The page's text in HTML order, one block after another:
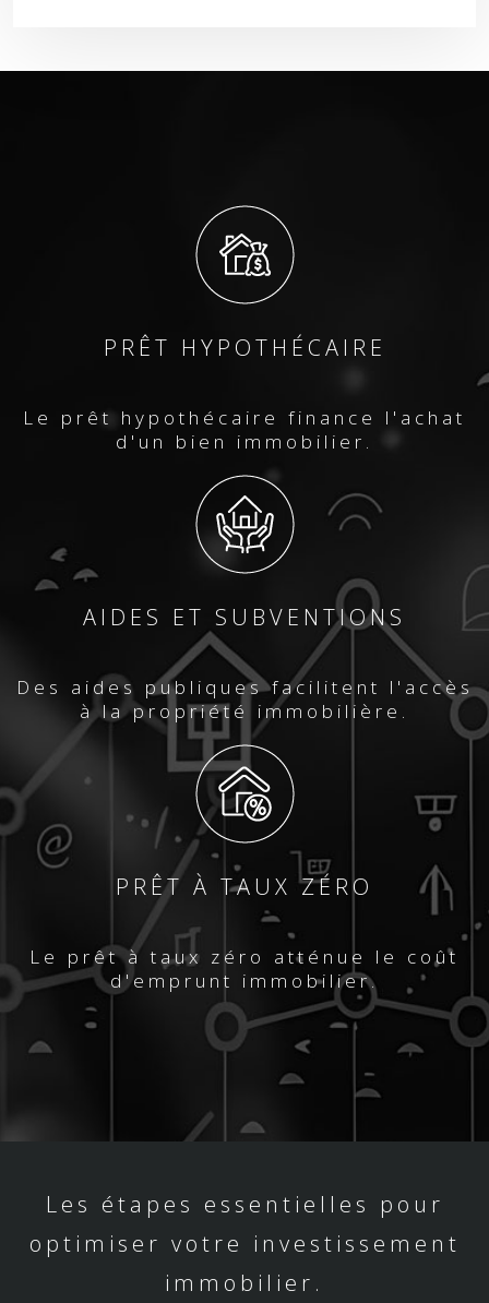
PRÊT HYPOTHÉCAIRE
Le prêt hypothécaire finance l'achat
d'un bien immobilier.
AIDES ET SUBVENTIONS
Des aides publiques facilitent l'accès
à la propriété immobilière.
PRÊT À TAUX ZÉRO
Le prêt à taux zéro atténue le coût
d'emprunt immobilier.
Les étapes essentielles pour
optimiser votre investissement
immobilier.